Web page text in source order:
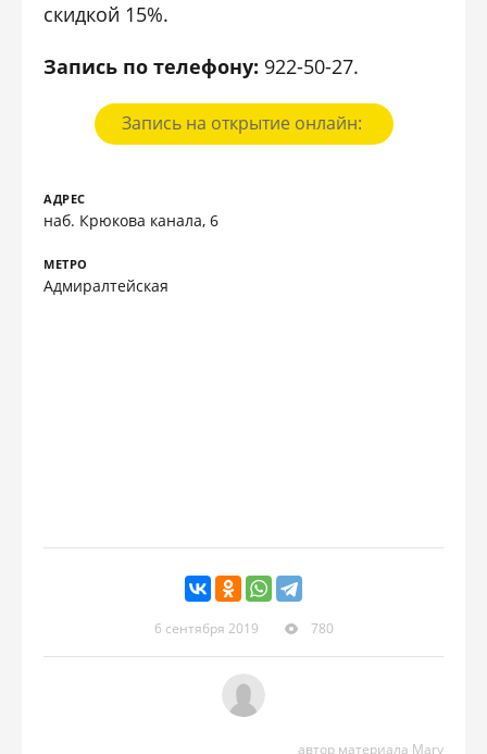
скидкой 15%.
Запись по телефону: 922-50-27.
Запись на открытие онлайн:
АДРЕС
наб. Крюкова канала, 6
МЕТРО
Адмиралтейская
6 сентября 2019 780
автор материала Mary